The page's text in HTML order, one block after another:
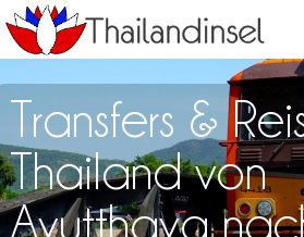
Transfers &
Thailand von
Ayutthaya